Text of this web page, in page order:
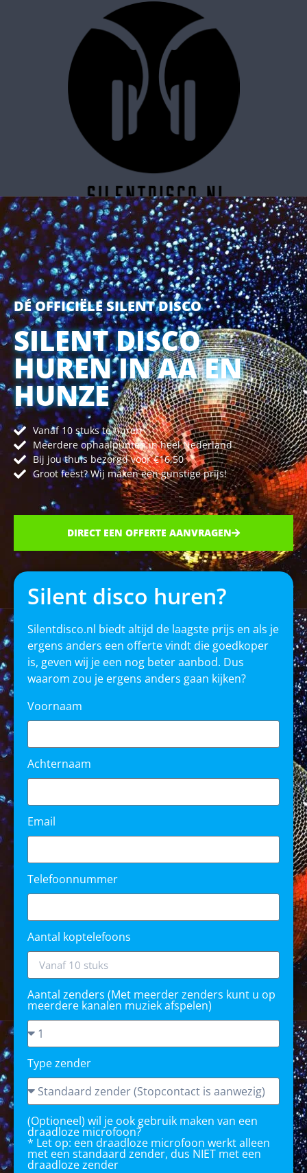
SILENT DISCO RESERVEREN
DÉ OFFICIËLE SILENT DISCO
SILENT DISCO
HUREN IN AA EN
HUNZE
Vanaf 10 stuks te huren
Meerdere ophaalpunten in heel Nederland
Bij jou thuis bezorgd voor €16,50
Groot feest? Wij maken een gunstige prijs!
DIRECT EEN OFFERTE AANVRAGEN
Silent disco huren?
Silentdisco.nl biedt altijd de laagste prijs en als je
ergens anders een offerte vindt die goedkoper
is, geven wij je een nog beter aanbod. Dus
waarom zou je ergens anders gaan kijken?
Voornaam
Achternaam
Email
Telefoonnummer
Aantal koptelefoons
Aantal zenders (Met meerder zenders kunt u op
meerdere kanalen muziek afspelen)
Type zender
(Optioneel) wil je ook gebruik maken van een
draadloze microfoon?
* Let op: een draadloze microfoon werkt alleen
met een standaard zender, dus NIET met een
draadloze zender